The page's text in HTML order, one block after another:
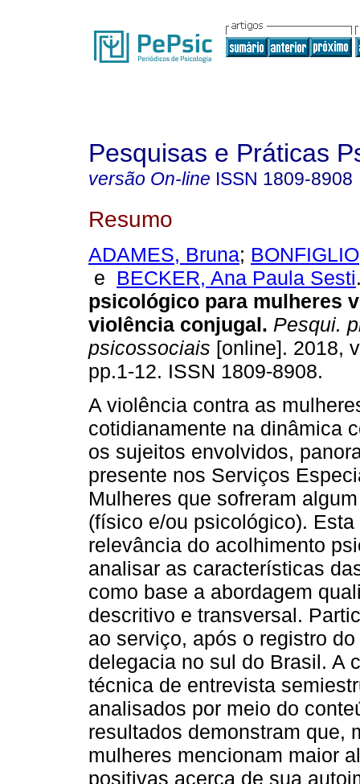
Pesquisas e Práticas
versão On-line ISSN 1809-8908
Resumo
ADAMES, Bruna;
e BECKER, Ana Paula Sesti
psicológico para mulheres
violência conjugal. Pesqui.
psicossociais [online]. 2018,
pp.1-12. ISSN 1809-8908.
A violência contra as
cotidianamente na dinâmica
os sujeitos envolvidos,
presente nos Serviços
Mulheres que sofreram
(físico e/ou psicológico).
relevância do acolhimento
analisar as características
como base a abordagem
descritivo e transversal.
ao serviço, após o registro
delegacia no sul do Brasil. A
técnica de entrevista
analisados por meio do
resultados demonstram que,
mulheres mencionam maior
positivas acerca de sua